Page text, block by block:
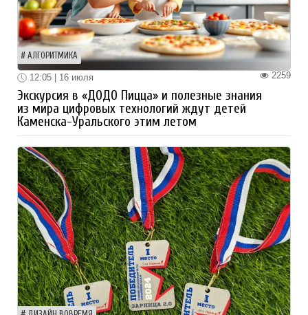
АЛГОРИТМИКА
2259
12:05 | 16 июля
Экскурсия в «ДОДО Пицца» и полезные знания
из мира цифровых технологий ждут детей
Каменска-Уральского этим летом